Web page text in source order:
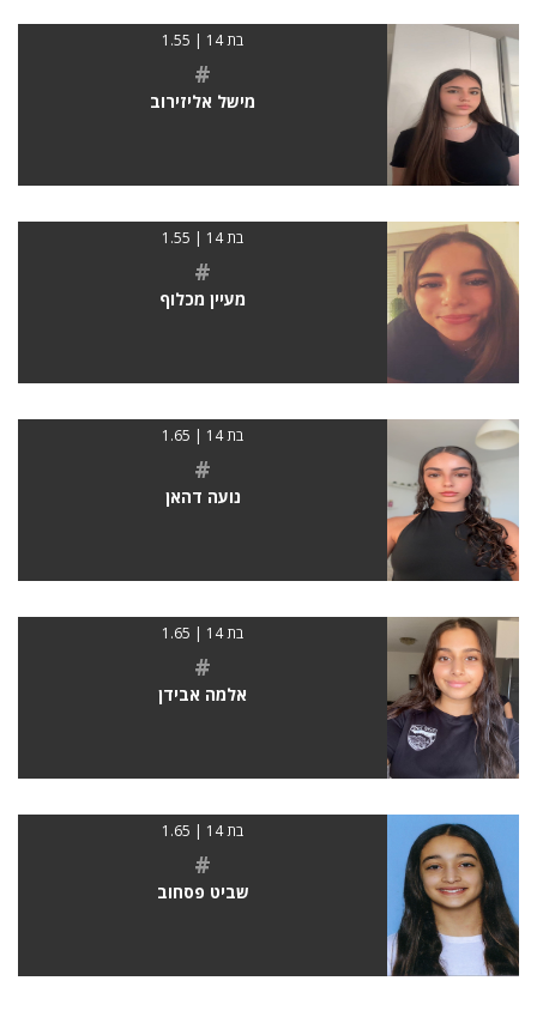
בת 14 | 1.55
#
מישל אליזירוב
בת 14 | 1.55
#
מעיין מכלוף
בת 14 | 1.65
#
נועה דהאן
בת 14 | 1.65
#
אלמה אבידן
בת 14 | 1.65
#
שביט פסחוב